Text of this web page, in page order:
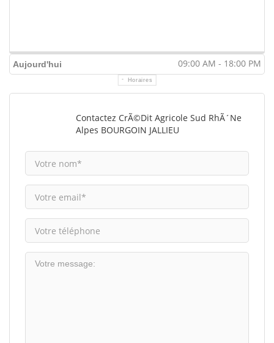
Aujourd'hui 09:00 AM - 18:00 PM
Horaires
Contactez CrÃ©dit Agricole Sud RhÃ´ne
Alpes BOURGOIN JALLIEU